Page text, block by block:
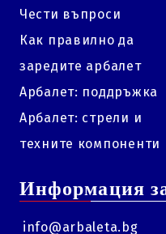
Чести въпроси
Как правилно да
заредите арбалет
Арбалет: поддръжка
Арбалет: стрели и
техните компоненти
Информация
info@arbaleta.bg